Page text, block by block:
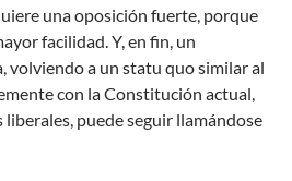
una oposición fuerte, porque
facilidad. Y, en fin, un
volviendo a un statu quo similar al
con la Constitución actual,
puede seguir llamándose